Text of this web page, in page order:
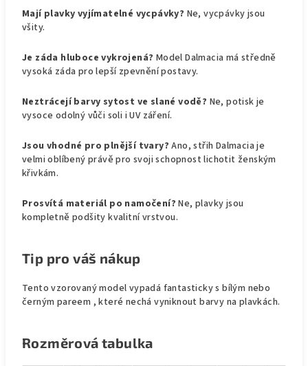
Mají plavky vyjímatelné vycpávky? Ne, vycpávky jsou
všity.
Je záda hluboce vykrojená? Model Dalmacia má středně
vysoká záda pro lepší zpevnění postavy.
Neztrácejí barvy sytost ve slané vodě? Ne, potisk je
vysoce odolný vůči soli i UV záření.
Jsou vhodné pro plnější tvary?Ano, střih Dalmacia je
velmi oblíbený právě pro svoji schopnost lichotit ženským
křivkám.
Prosvítá materiál po namočení?Ne, plavky jsou
kompletně podšity kvalitní vrstvou.
Tip pro váš nákup
Tento vzorovaný model vypadá fantasticky s bílým nebo
černým pareem , které nechá vyniknout barvy na plavkách.
Rozměrová tabulka